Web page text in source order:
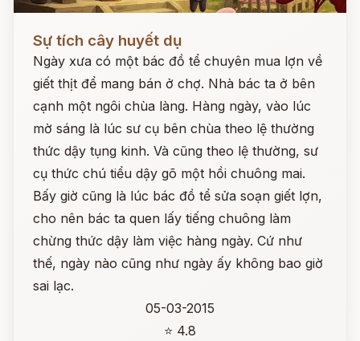
Sự tích cây huyết dụ
Ngày xưa có một bác đồ tể chuyên mua lợn về
giết thịt để mang bán ở chợ. Nhà bác ta ở bên
cạnh một ngôi chùa làng. Hàng ngày, vào lúc
mờ sáng là lúc sư cụ bên chùa theo lệ thường
thức dậy tụng kinh. Và cũng theo lệ thường, sư
cụ thức chú tiểu dậy gõ một hồi chuông mai.
Bấy giờ cũng là lúc bác đồ tể sửa soạn giết lợn,
cho nên bác ta quen lấy tiếng chuông làm
chừng thức dậy làm việc hàng ngày. Cứ như
thế, ngày nào cũng như ngày ấy không bao giờ
sai lạc.
05-03-2015
⭐ 4.8